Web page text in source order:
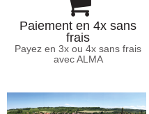
Paiement en 4x sans
frais
Payez en 3x ou 4x sans frais
avec ALMA